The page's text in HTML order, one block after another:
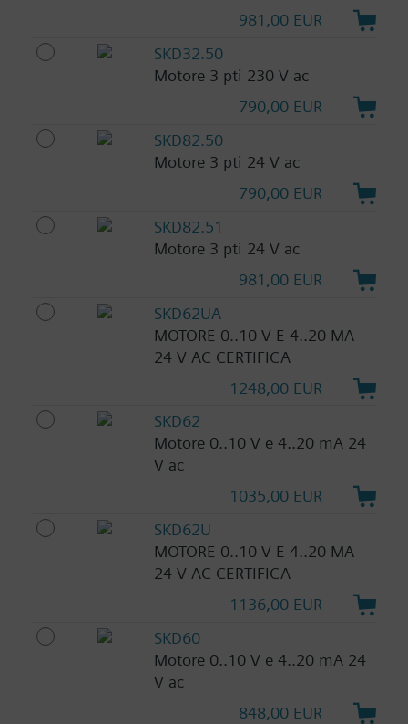
981,00 EUR
SKD32.50
Motore 3 pti 230 V ac
790,00 EUR
SKD82.50
Motore 3 pti 24 V ac
790,00 EUR
SKD82.51
Motore 3 pti 24 V ac
981,00 EUR
SKD62UA
MOTORE 0..10 V E 4..20 MA
24 V AC CERTIFICA
1248,00 EUR
SKD62
Motore 0..10 V e 4..20 mA 24
V ac
1035,00 EUR
SKD62U
MOTORE 0..10 V E 4..20 MA
24 V AC CERTIFICA
1136,00 EUR
SKD60
Motore 0..10 V e 4..20 mA 24
V ac
848,00 EUR